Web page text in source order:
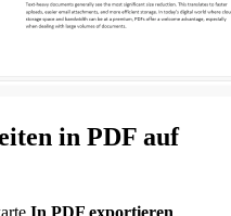
in PDF auf
In PDF exportieren